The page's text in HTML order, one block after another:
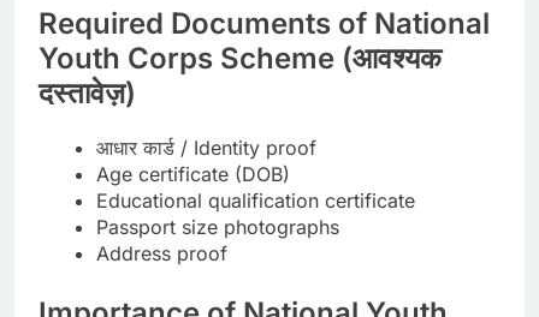
Required Documents of National
Youth Corps Scheme (आवश्यक
दस्तावेज़)
आधार कार्ड / Identity proof
Age certificate (DOB)
Educational qualification certificate
Passport size photographs
Address proof